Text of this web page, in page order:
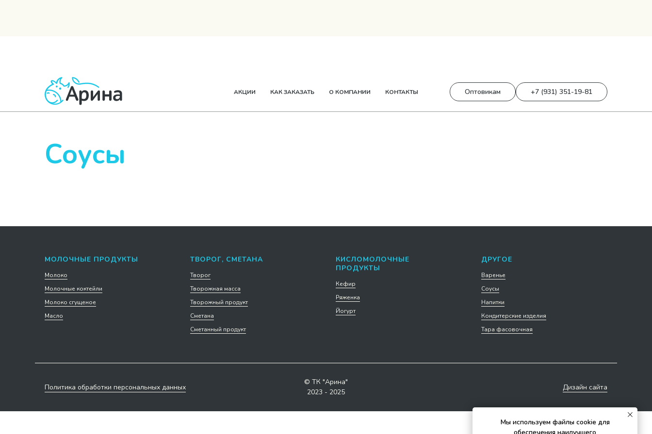
АКЦИИ КАК ЗАКАЗАТЬ О КОМПАНИИ КОНТАКТЫ Оптовикам +7 (931) 351-19-81
Мы используем файлы cookie для
Соусы
МОЛОЧНЫЕ ПРОДУКТЫ
Молоко
Молочные коктейли
Молоко сгущеное
Масло
ТВОРОГ, СМЕТАНА
Творог
Творожная масса
Творожный продукт
Сметана
Сметанный продукт
КИСЛОМОЛОЧНЫЕ
ПРОДУКТЫ
Кефир
Ряженка
Йогурт
ДРУГОЕ
Варенье
Соусы
Напитки
Кондитерские изделия
Тара фасовочная
Политика обработки персональных данных Дизайн сайта
© ТК "Арина"
2023 - 2025